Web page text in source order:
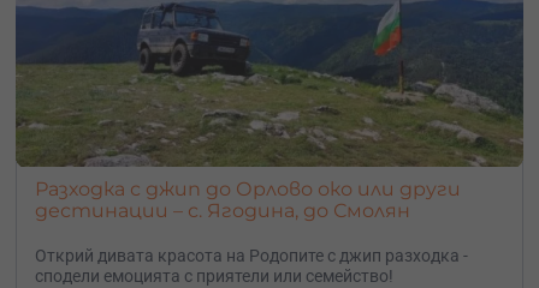
Разходка с джип до Орлово око или други
дестинации – с. Ягодина, до Смолян
Открий дивата красота на Родопите с джип разходка -
сподели емоцията с приятели или семейство!